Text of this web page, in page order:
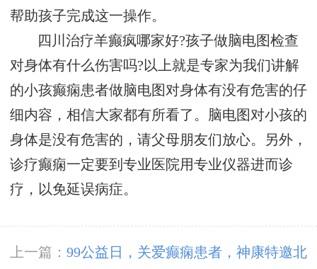
帮助孩子完成这一操作。
四川治疗羊癫疯哪家好?孩子做脑电图检查
对身体有什么伤害吗?以上就是专家为我们讲解
的小孩癫痫患者做脑电图对身体有没有危害的仔
细内容，相信大家都有所看了。脑电图对小孩的
身体是没有危害的，请父母朋友们放心。另外，
诊疗癫痫一定要到专业医院用专业仪器进而诊
疗，以免延误病症。
上一篇： 99公益日，关爱癫痫患者，神康特邀北